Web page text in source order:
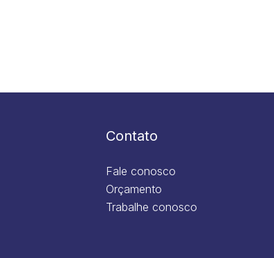
Contato
Fale conosco
Orçamento
Trabalhe conosco